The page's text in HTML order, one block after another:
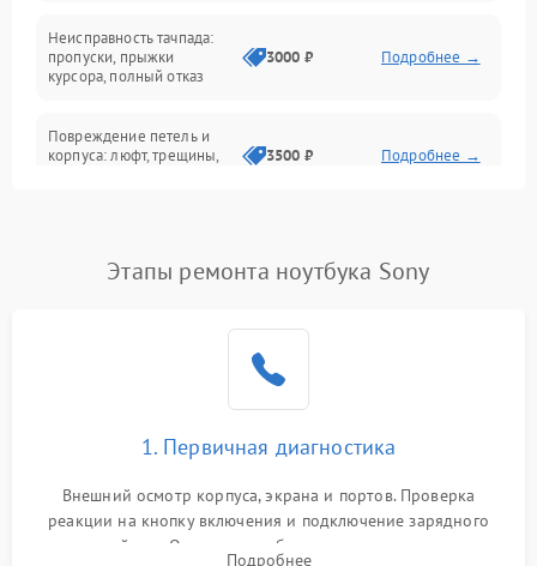
Сеть и интернет
Неисправность тачпада:
пропуски, прыжки
курсора, полный отказ
3000 ₽ Подробнее →
Повреждение петель и
корпуса: люфт, трещины,
3500 ₽ Подробнее →
невозможность зарядки,
2500 ₽ Подробнее →
2000 ₽
Перегрев из‑за пыли,
неисправности кулера
Выход из строя SSD или
Этапы ремонта ноутбука Sony
1. Первичная диагностика
Внешний осмотр корпуса, экрана и портов. Проверка
реакции на кнопку включения и подключение зарядного
устройства. Оценка потребления тока с помощью
Подробнее